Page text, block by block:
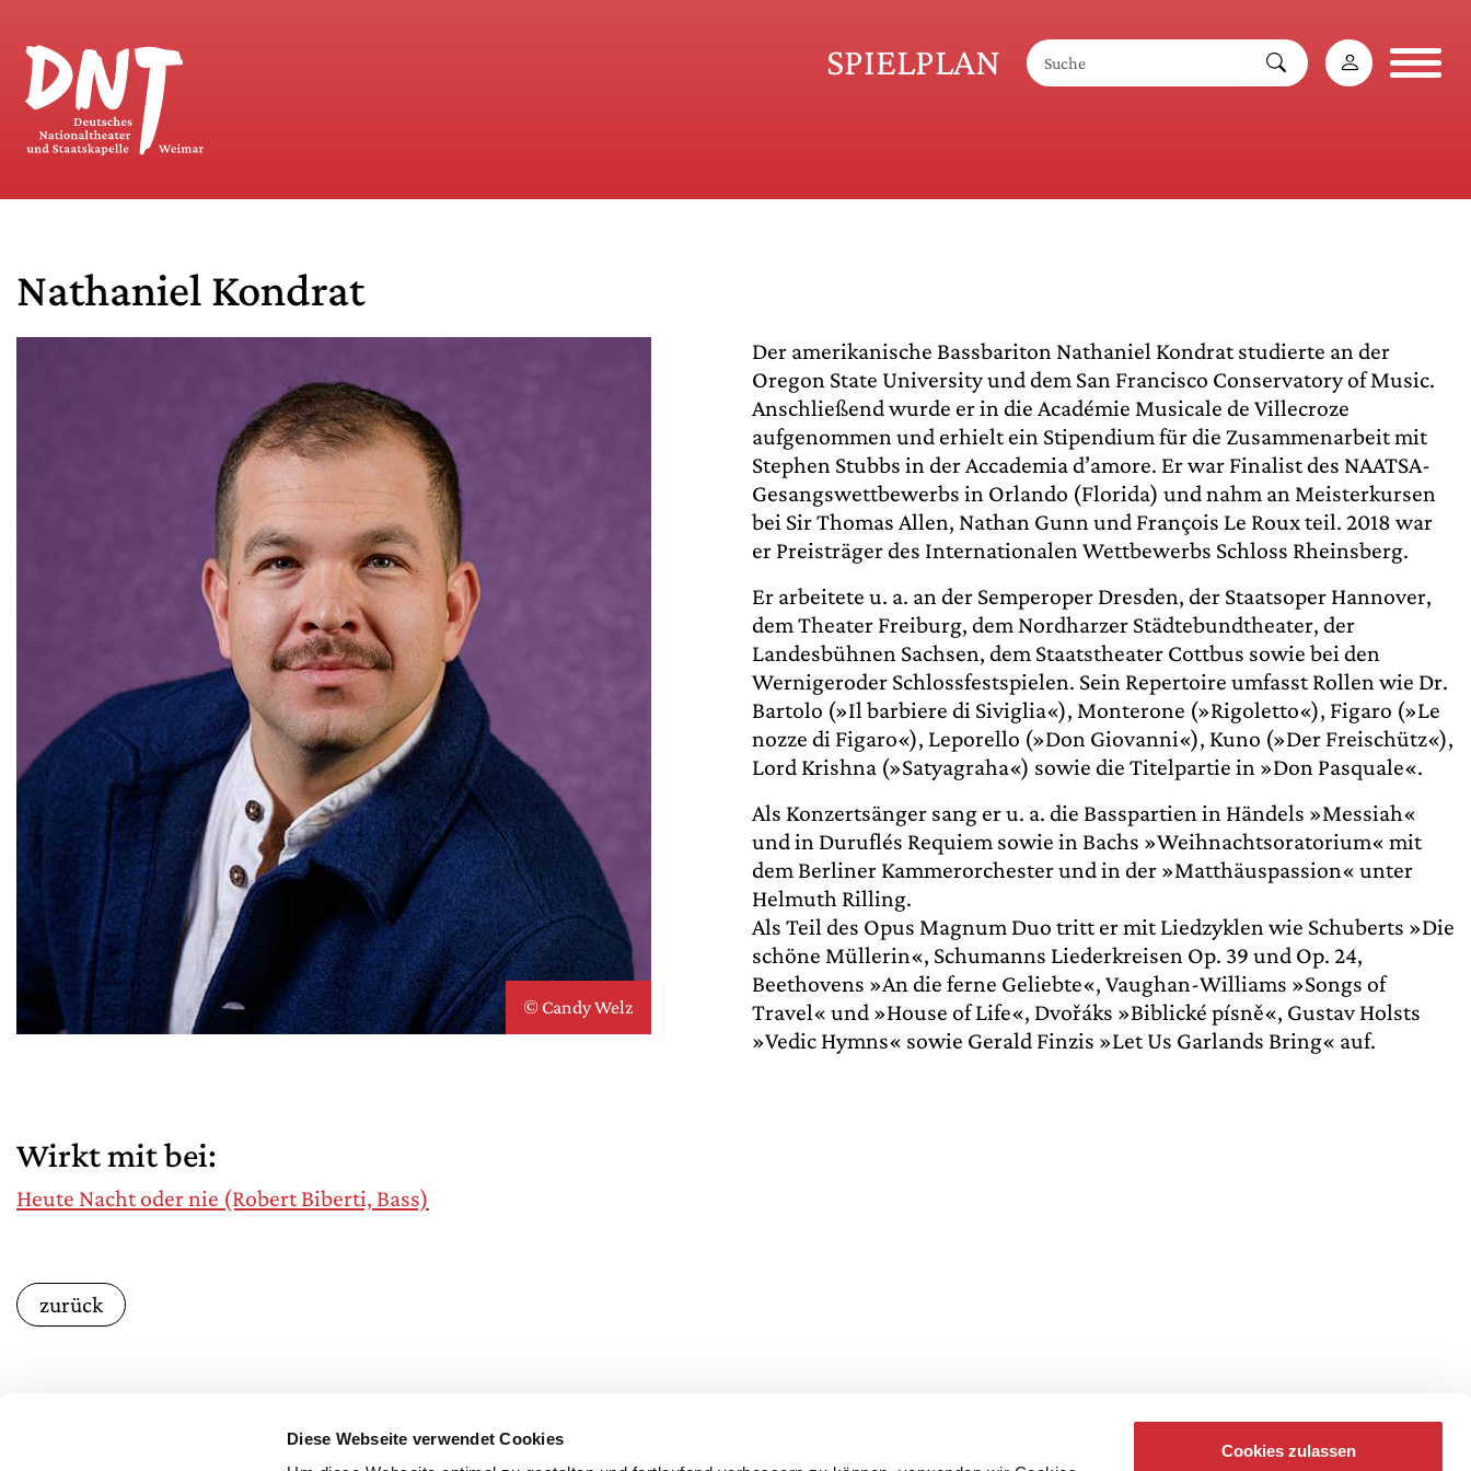
Diese Webseite verwendet Cookies
Cookies zulassen
SPIELPLAN
Nathaniel Kondrat
© Candy Welz
Der amerikanische Bassbariton Nathaniel Kondrat studierte an der
Oregon State University und dem San Francisco Conservatory of Music.
Anschließend wurde er in die Académie Musicale de Villecroze
aufgenommen und erhielt ein Stipendium für die Zusammenarbeit mit
Stephen Stubbs in der Accademia d’amore. Er war Finalist des NAATSA-
Gesangswettbewerbs in Orlando (Florida) und nahm an Meisterkursen
bei Sir Thomas Allen, Nathan Gunn und François Le Roux teil. 2018 war
er Preisträger des Internationalen Wettbewerbs Schloss Rheinsberg.
Er arbeitete u. a. an der Semperoper Dresden, der Staatsoper Hannover,
dem Theater Freiburg, dem Nordharzer Städtebundtheater, der
Landesbühnen Sachsen, dem Staatstheater Cottbus sowie bei den
Wernigeroder Schlossfestspielen. Sein Repertoire umfasst Rollen wie Dr.
Bartolo (»Il barbiere di Siviglia«), Monterone (»Rigoletto«), Figaro (»Le
nozze di Figaro«), Leporello (»Don Giovanni«), Kuno (»Der Freischütz«),
Lord Krishna (»Satyagraha«) sowie die Titelpartie in »Don Pasquale«.
Als Konzertsänger sang er u. a. die Basspartien in Händels »Messiah«
und in Duruflés Requiem sowie in Bachs »Weihnachtsoratorium« mit
dem Berliner Kammerorchester und in der »Matthäuspassion« unter
Helmuth Rilling.
Als Teil des Opus Magnum Duo tritt er mit Liedzyklen wie Schuberts »Die
schöne Müllerin«, Schumanns Liederkreisen Op. 39 und Op. 24,
Beethovens »An die ferne Geliebte«, Vaughan-Williams »Songs of
Travel« und »House of Life«, Dvořáks »Biblické písně«, Gustav Holsts
»Vedic Hymns« sowie Gerald Finzis »Let Us Garlands Bring« auf.
Wirkt mit bei:
Heute Nacht oder nie (Robert Biberti, Bass)
zurück